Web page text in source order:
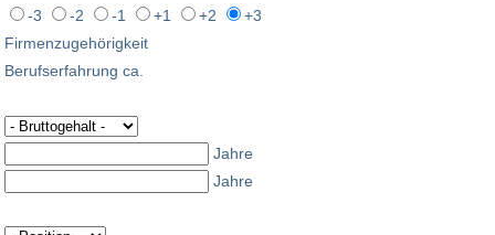
-3 -2 -1 +1 +2
+3
Firmenzugehörigkeit
Berufserfahrung ca.
Jahre
Jahre